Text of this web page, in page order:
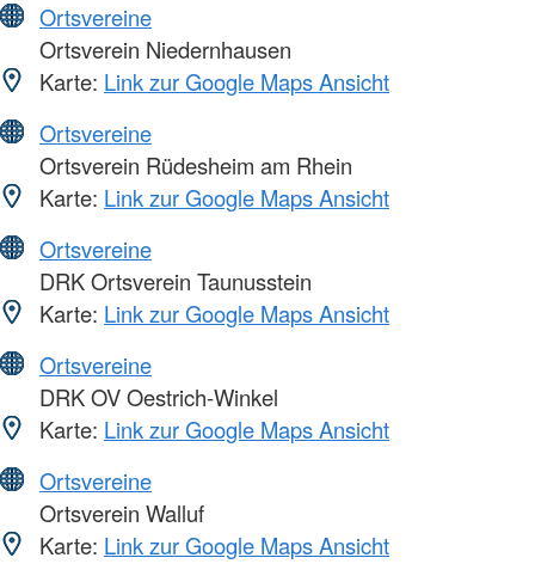
Ortsvereine
Ortsverein Niedernhausen
Karte: Link zur Google Maps Ansicht
Ortsvereine
Ortsverein Rüdesheim am Rhein
Karte: Link zur Google Maps Ansicht
Ortsvereine
DRK Ortsverein Taunusstein
Karte: Link zur Google Maps Ansicht
Ortsvereine
DRK OV Oestrich-Winkel
Karte: Link zur Google Maps Ansicht
Ortsvereine
Ortsverein Walluf
Karte: Link zur Google Maps Ansicht